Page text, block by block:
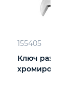
155405
Ключ